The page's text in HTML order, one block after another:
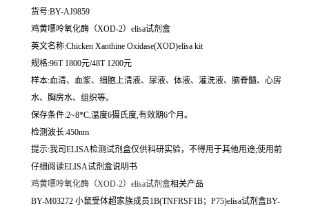
货号:BY-AJ9859
鸡黄嘌呤氧化酶（XOD-2）elisa试剂盒
英文名称:Chicken Xanthine Oxidase(XOD)elisa kit
规格:96T 1800元/48T 1200元
样本:血清、血浆、细胞上清液、尿液、体液、灌洗液、脑脊髓、心房
水、胸房水、组织等。
保存条件:2~8*C,温度6摄氏度,有效期6个月。
检测波长:450nm
提示:我司ELISA检测试剂盒仅供科研实验，不得用于其他用途;使用前
仔细阅读ELISA试剂盒说明书
鸡黄嘌呤氧化酶（XOD-2）elisa试剂盒相关产品
BY-M03272 小鼠受体超家族成员1B(TNFRSF1B；P75)elisa试剂盒BY-